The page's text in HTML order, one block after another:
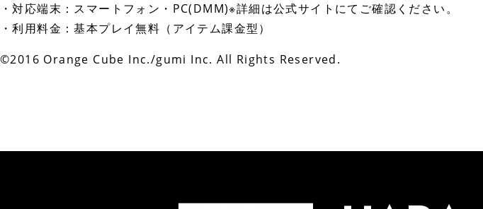
・対応端末：スマートフォン・PC(DMM)※詳細は公式サイトにてご確認ください。
・利用料金：基本プレイ無料（アイテム課金型）
©2016 Orange Cube Inc./gumi Inc. All Rights Reserved.